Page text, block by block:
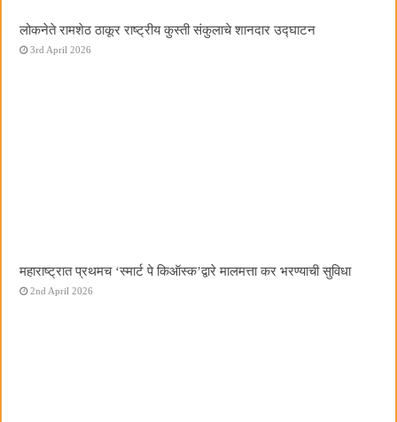
लोकनेते रामशेठ ठाकूर राष्ट्रीय कुस्ती संकुलाचे शानदार उद्घाटन
3rd April 2026
महाराष्ट्रात प्रथमच ‌‘स्मार्ट पे किऑस्क‌’द्वारे मालमत्ता कर भरण्याची सुविधा
2nd April 2026